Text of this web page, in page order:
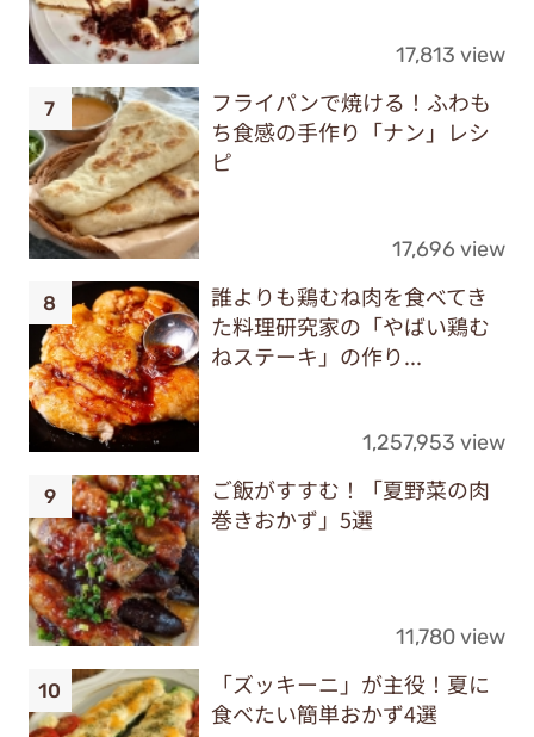
17,813 view
フライパンで焼ける！ふわも
ち食感の手作り「ナン」レシ
ピ
17,696 view
誰よりも鶏むね肉を食べてき
た料理研究家の「やばい鶏む
ねステーキ」の作り...
1,257,953 view
ご飯がすすむ！「夏野菜の肉
巻きおかず」5選
11,780 view
「ズッキーニ」が主役！夏に
食べたい簡単おかず4選